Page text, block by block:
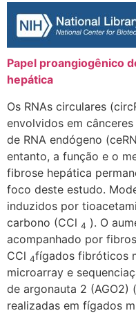
Papel proangiogênico
hepática
Os RNAs circulares
envolvidos em
de RNA endógeno
entanto, a função e o
fibrose hepática
foco deste estudo.
induzidos por
carbono (CCl 4 ). O
acompanhado por
CCl 4fígados fibróticos
microarray e
de argonauta 2 (AGO2)
realizadas em fígados